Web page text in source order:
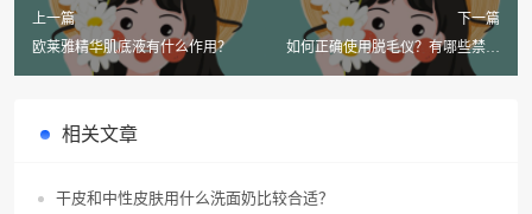
上一篇
欧莱雅精华肌底液有什么作用？
下一篇
如何正确使用脱毛仪？有哪些禁忌
需要注意？
相关文章
干皮和中性皮肤用什么洗面奶比较合适？